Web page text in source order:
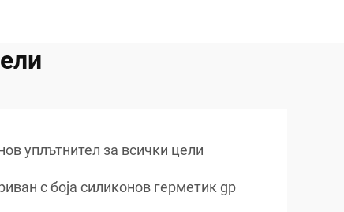
уплътнител за всички цели
с боја силиконов герметик gp